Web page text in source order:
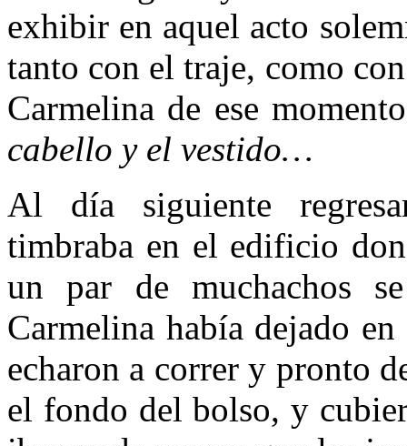
exhibir en aquel acto
tanto con el traje, como
Carmelina de ese
cabello y el vestido…
Al día siguiente
timbraba en el edificio
un par de muchachos
Carmelina había dejado
echaron a correr y pronto
el fondo del bolso, y